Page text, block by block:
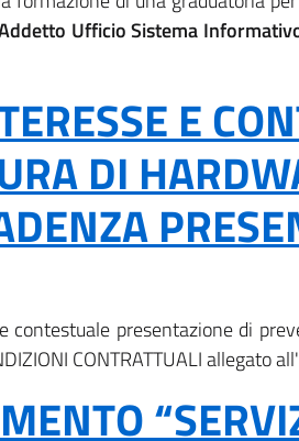
Ufficio Sistema
E
DI
contestuale presentazione di
CONTRATTUALI allegato